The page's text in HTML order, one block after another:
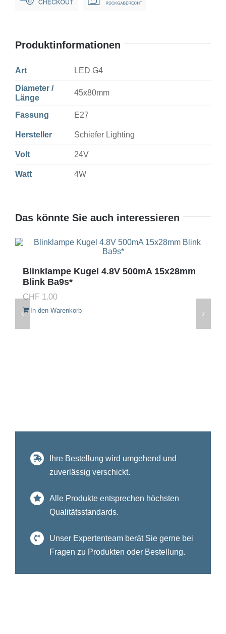
925
Non-
Menge
Produktinformationen
Art LED G4
Diameter /
Länge
45x80mm
Fassung E27
Hersteller Schiefer Lighting
Volt 24V
Watt 4W
Das könnte Sie auch interessieren
Blinklampe Kugel 4.8V 500mA 15x28mm
Blink Ba9s*
CHF 1.00
In den Warenkorb
Ihre Bestellung wird umgehend und
zuverlässig verschickt.
Alle Produkte entsprechen höchsten
Qualitätsstandards.
Unser Expertenteam berät Sie gerne bei
Fragen zu Produkten oder Bestellung.